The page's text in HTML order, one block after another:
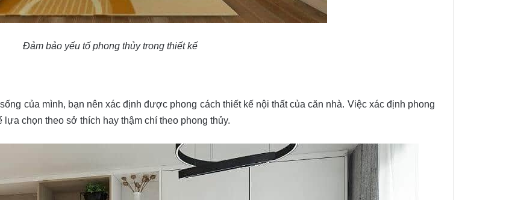
Đảm bảo yếu tố phong thủy trong thiết kế
của mình, bạn nên xác định được phong cách thiết kế nội thất của căn nhà. Việc xác định phong
chọn theo sở thích hay thậm chí theo phong thủy.